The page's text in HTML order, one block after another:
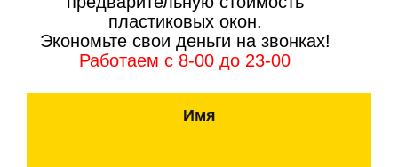
Имя
пластиковых окон.
Экономьте свои деньги на звонках!
Работаем с 8-00 до 23-00